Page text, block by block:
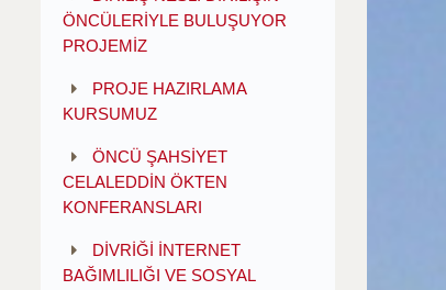
ÖNCÜLERİYLE BULUŞUYOR
PROJEMİZ
PROJE HAZIRLAMA
KURSUMUZ
ÖNCÜ ŞAHSİYET
CELALEDDİN ÖKTEN
KONFERANSLARI
DİVRİĞİ İNTERNET
BAĞIMLILIĞI VE SOSYAL